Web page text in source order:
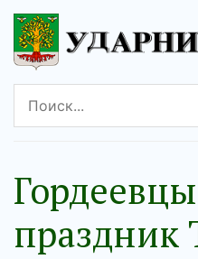
праздник